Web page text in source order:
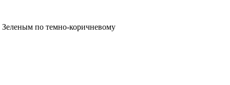
Зеленым по темно-коричневому